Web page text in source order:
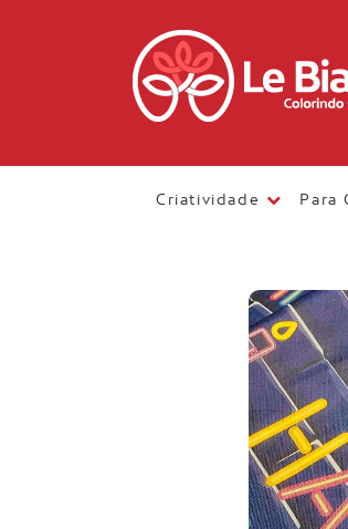
Criatividade Para